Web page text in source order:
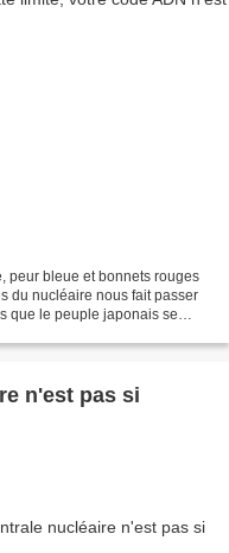
peur bleue et bonnets rouges
du nucléaire nous fait passer
que le peuple japonais se
n'est pas si